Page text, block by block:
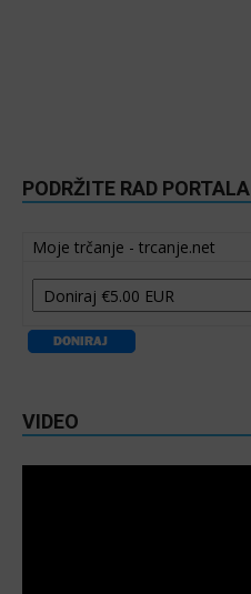
PODRŽITE RAD PORTALA
Moje trčanje - trcanje.net
VIDEO